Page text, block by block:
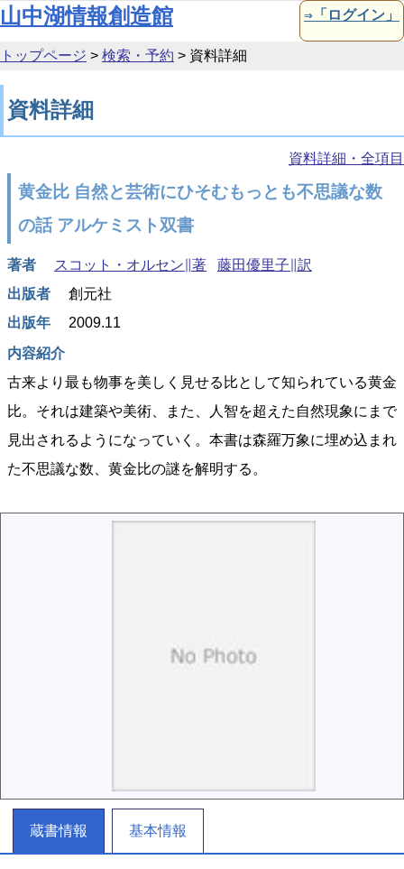
本文へ移動
山中湖情報創造館 ⇒「ログイン」
トップページ > 検索・予約 > 資料詳細
資料詳細
資料詳細・全項目
黄金比 自然と芸術にひそむもっとも不思議な数
の話 アルケミスト双書
著者 スコット・オルセン∥著
藤田優里子∥訳
出版者
創元社
出版年
2009.11
内容紹介
古来より最も物事を美しく見せる比として知られている黄金
比。それは建築や美術、また、人智を超えた自然現象にまで
見出されるようになっていく。本書は森羅万象に埋め込まれ
た不思議な数、黄金比の謎を解明する。
蔵書情報 基本情報